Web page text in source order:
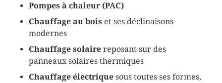
Pompes à chaleur (PAC)
Chauffage au boiset ses déclinaisons
modernes
Chauffage solairereposant sur des
panneaux solaires thermiques
Chauffage électriquesous toutes ses formes,